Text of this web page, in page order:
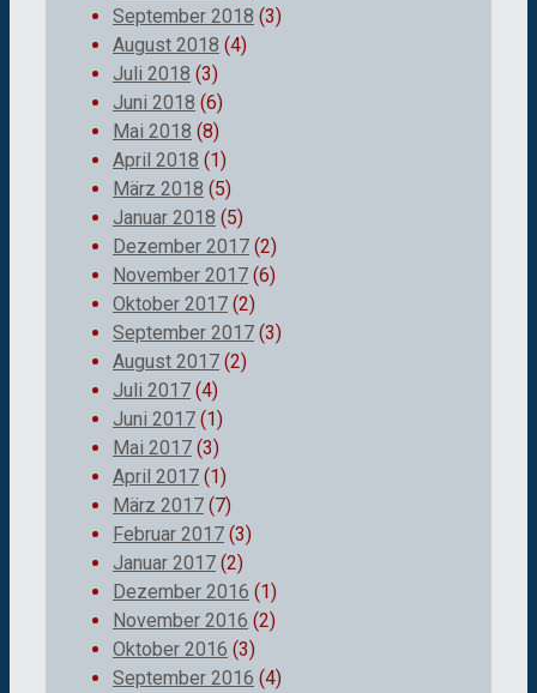
September 2018 (3)
August 2018 (4)
Juli 2018 (3)
Juni 2018 (6)
Mai 2018 (8)
April 2018 (1)
März 2018 (5)
Januar 2018 (5)
Dezember 2017 (2)
November 2017 (6)
Oktober 2017 (2)
September 2017 (3)
August 2017 (2)
Juli 2017 (4)
Juni 2017 (1)
Mai 2017 (3)
April 2017 (1)
März 2017 (7)
Februar 2017 (3)
Januar 2017 (2)
Dezember 2016 (1)
November 2016 (2)
Oktober 2016 (3)
September 2016 (4)